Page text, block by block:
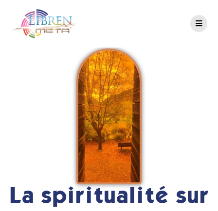
La spiritualité sur